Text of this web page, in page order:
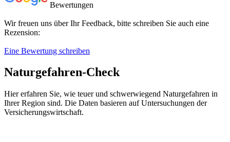
Bewertungen
Wir freuen uns über Ihr Feedback, bitte schreiben Sie auch eine
Rezension:
Eine Bewertung schreiben
Naturgefahren-Check
Hier erfahren Sie, wie teuer und schwerwiegend Naturgefahren in
Ihrer Region sind. Die Daten basieren auf Untersuchungen der
Versicherungswirtschaft.